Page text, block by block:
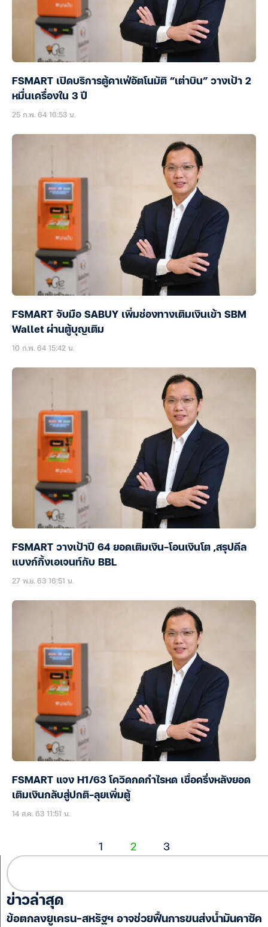
FSMART เปิดบริการตู้คาเฟ่อัตโนมัติ “เต่าบิน” วางเป้า 2
หมื่นเครื่องใน 3 ปี
25 ก.พ. 64 16:53 น.
FSMART จับมือ SABUY เพิ่มช่องทางเติมเงินเข้า SBM
Wallet ผ่านตู้บุญเติม
10 ก.พ. 64 15:42 น.
FSMART วางเป้าปี 64 ยอดเติมเงิน-โอนเงินโต ,สรุปดีล
แบงก์กิ้งเอเจนท์กับ BBL
27 พ.ย. 63 16:51 น.
FSMART แจง H1/63 โควิดกดกำไรหด เชื่อครึ่งหลังยอด
เติมเงินกลับสู่ปกติ-ลุยเพิ่มตู้
14 ส.ค. 63 11:51 น.
1 2 3
ข่าวล่าสุด
ข้อตกลงยูเครน-สหรัฐฯ อาจช่วยฟื้นการขนส่งน้ำมันคาซัค